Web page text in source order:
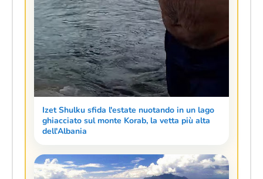
Izet Shulku sfida l'estate nuotando in un lago
ghiacciato sul monte Korab, la vetta più alta
dell'Albania